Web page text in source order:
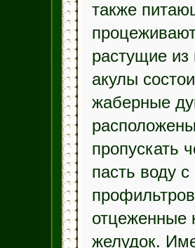
также
растущие из
акулы
жаберные
пропускать
пасть воду
отцеженные
желудок.